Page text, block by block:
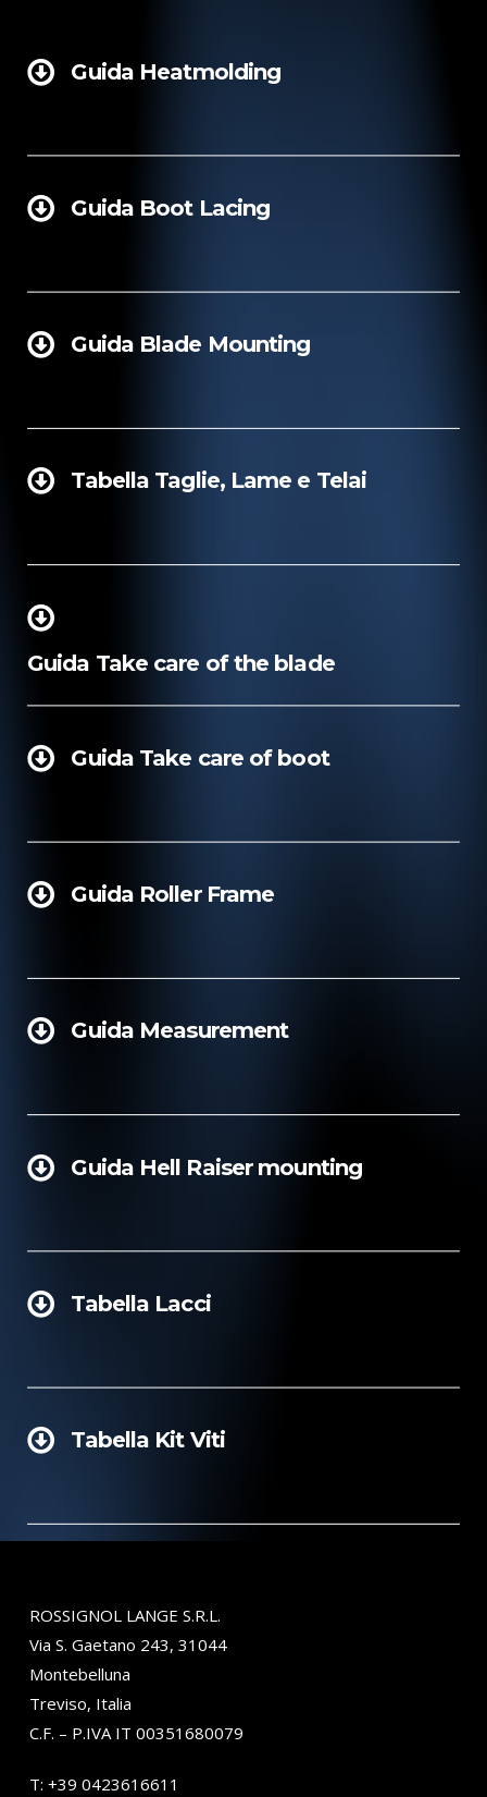
Guida Heatmolding
Guida Boot Lacing
Guida Blade Mounting
Tabella Taglie, Lame e Telai
Guida Take care of the blade
Guida Take care of boot
Guida Roller Frame
Guida Measurement
Guida Hell Raiser mounting
Tabella Lacci
Tabella Kit Viti
ROSSIGNOL LANGE S.R.L.
Via S. Gaetano 243, 31044
Montebelluna
Treviso, Italia
C.F. – P.IVA IT 00351680079
T: +39 0423616611